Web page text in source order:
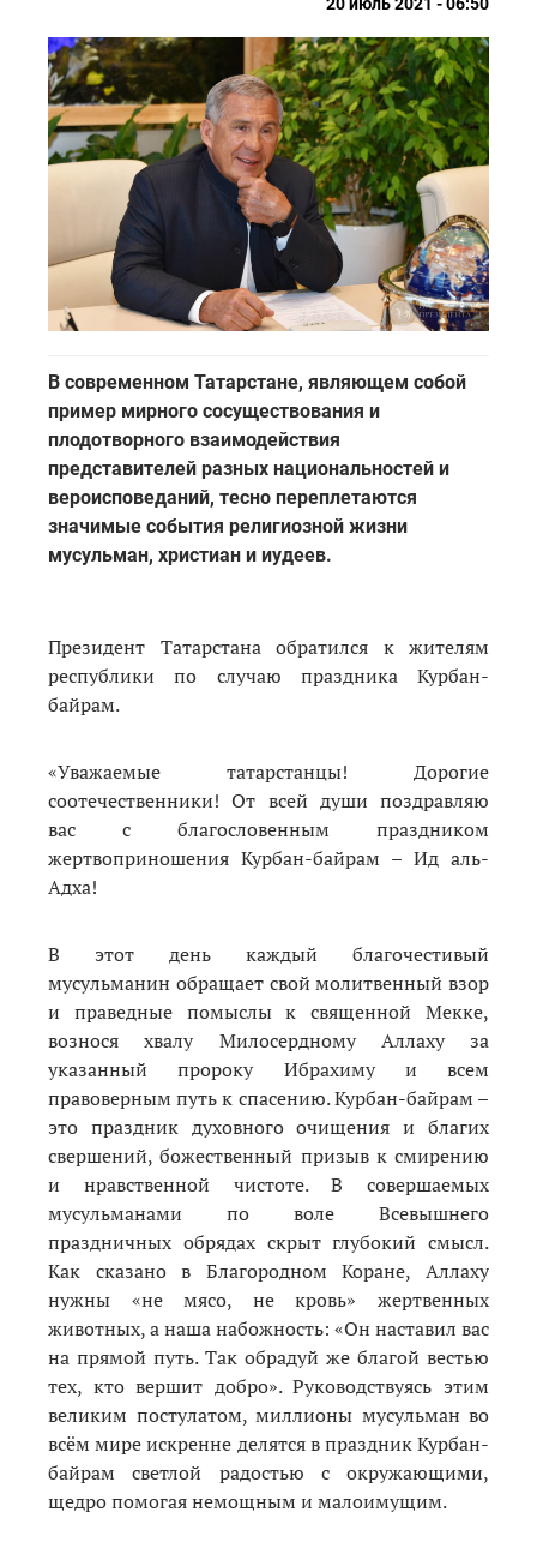
В современном Татарстане, являющем собой
пример мирного сосуществования и
плодотворного взаимодействия
представителей разных национальностей и
вероисповеданий, тесно переплетаются
значимые события религиозной жизни
мусульман, христиан и иудеев.
Президент Татарстана обратился к жителям
республики по случаю праздника Курбан-
байрам.
«Уважаемые татарстанцы! Дорогие
соотечественники! От всей души поздравляю
вас с благословенным праздником
жертвоприношения Курбан-байрам – Ид аль-
Адха!
В этот день каждый благочестивый
мусульманин обращает свой молитвенный взор
и праведные помыслы к священной Мекке,
вознося хвалу Милосердному Аллаху за
указанный пророку Ибрахиму и всем
правоверным путь к спасению. Курбан-байрам –
это праздник духовного очищения и благих
свершений, божественный призыв к смирению
и нравственной чистоте. В совершаемых
мусульманами по воле Всевышнего
праздничных обрядах скрыт глубокий смысл.
Как сказано в Благородном Коране, Аллаху
нужны «не мясо, не кровь» жертвенных
животных, а наша набожность: «Он наставил вас
на прямой путь. Так обрадуй же благой вестью
тех, кто вершит добро». Руководствуясь этим
великим постулатом, миллионы мусульман во
всём мире искренне делятся в праздник Курбан-
байрам светлой радостью с окружающими,
щедро помогая немощным и малоимущим.